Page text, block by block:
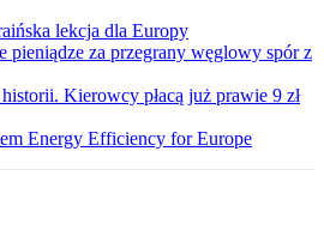
lekcja dla Europy
pieniądze za przegrany węglowy spór z
Kierowcy płacą już prawie 9 zł
Energy Efficiency for Europe